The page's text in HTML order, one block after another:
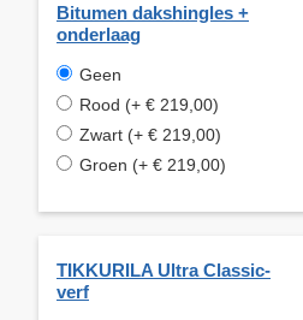
Bitumen dakshingles +
onderlaag
Geen
Rood (+ € 219,00)
Zwart (+ € 219,00)
Groen (+ € 219,00)
TIKKURILA Ultra Classic-
verf